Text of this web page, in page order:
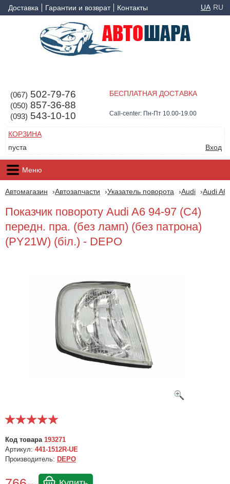
Доставка Гарантии и возврат Контакты UA RU
(067) 502-79-76
(050) 857-36-88
(093) 543-10-10
БЕСПЛАТНАЯ ДОСТАВКА
Call-center: Пн-Пт 10.00-19.00
КОРЗИНА
пуста
Вход
Меню
Автомагазин Автозапчасти Указатель поворота Audi Audi A6
Показчик повороту Audi A6 94-97 (C4)
передн. пра. (без ламп) (без патрона)
(PY21W) (біл.) - DEPO
Код товара 193271
Артикул: 441-1512R-UE
Производитель: DEPO